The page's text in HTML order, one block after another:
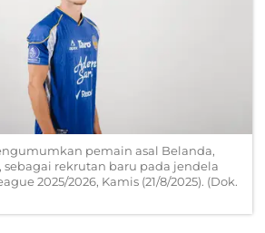
pemain asal Belanda,
sebagai rekrutan baru pada jendela
2025/2026, Kamis (21/8/2025). (Dok.